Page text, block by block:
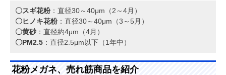
〇スギ花粉：直径30～40μm（2～4月）
〇ヒノキ花粉：直径30～40μm（3～5月）
〇黄砂：直径約4μm（4月）
〇PM2.5 ：直径2.5μm以下（1年中）
花粉メガネ、売れ筋商品を紹介